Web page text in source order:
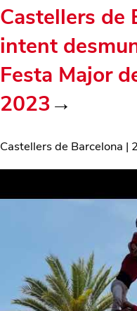
Castellers de
intent
Festa Major
2023→
Castellers de Barcelona |